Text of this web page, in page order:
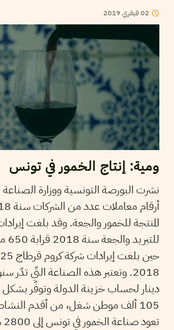
02فيفري2019
ومية: إنتاج الخمور في تونس
نشرت البورصة التونسية ووزارة
المنتجة للخمور والجعة. وقد بلغت
دينار لحساب خزينة الدولة وتوفّر بشكل
105 ألف موطن شغل، من أقدم
تعود صناعة الخمور في تونس إلى 2800 سنة.